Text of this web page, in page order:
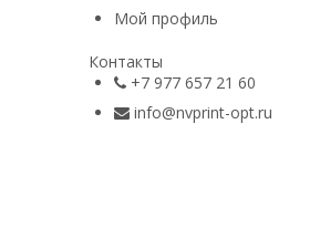
Мой профиль
Контакты
+7 977 657 21 60
info@nvprint-opt.ru